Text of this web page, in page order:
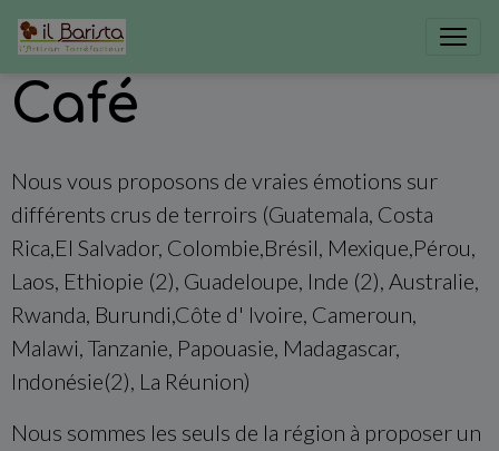
Café
Nous vous proposons de vraies émotions sur
différents crus de terroirs (Guatemala, Costa
Rica,El Salvador, Colombie,Brésil, Mexique,Pérou,
Laos, Ethiopie (2), Guadeloupe, Inde (2), Australie,
Rwanda, Burundi,Côte d' Ivoire, Cameroun,
Malawi, Tanzanie, Papouasie, Madagascar,
Indonésie(2), La Réunion)
Nous sommes les seuls de la région à proposer un